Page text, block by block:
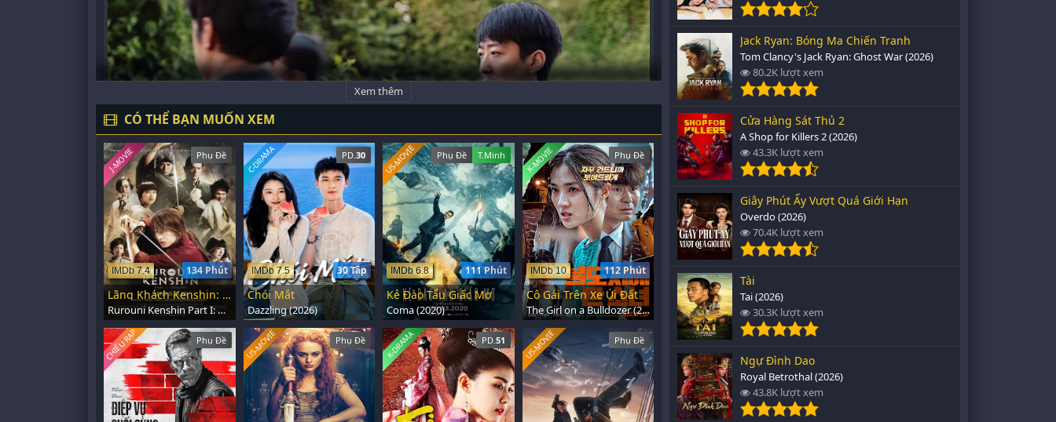
Xem thêm
CÓ THỂ BẠN MUỐN XEM
Phụ Đề
134 Phút
IMDb 7.4
J-MOVIE
Lãng Khách Kenshin: Sát Thủ Huyền Thoại
Rurouni Kenshin Part I: Origins (2012)
PD. 30
30 Tập
IMDb 7.5
C-DRAMA
Chói Mắt
Dazzling (2026)
Phụ Đề T.Minh
111 Phút
IMDb 6.8
US-MOVIE
Kẻ Đào Tẩu Giấc Mơ
Coma (2020)
Phụ Đề
112 Phút
IMDb 10
K-MOVIE
Cô Gái Trên Xe Ủi Đất
The Girl on a Bulldozer (2022)
Phụ Đề
CHIẾU RẠP Phụ Đề
US-MOVIE PD. 51
K-DRAMA Phụ Đề
US-MOVIE
Jack Ryan: Bóng Ma Chiến Tranh
Tom Clancy's Jack Ryan: Ghost War (2026)
80.2K lượt xem
Cửa Hàng Sát Thủ 2
A Shop for Killers 2 (2026)
43.3K lượt xem
Giây Phút Ấy Vượt Quá Giới Hạn
Overdo (2026)
70.4K lượt xem
Tài
Tai (2026)
30.3K lượt xem
Ngự Đình Dao
Royal Betrothal (2026)
43.8K lượt xem